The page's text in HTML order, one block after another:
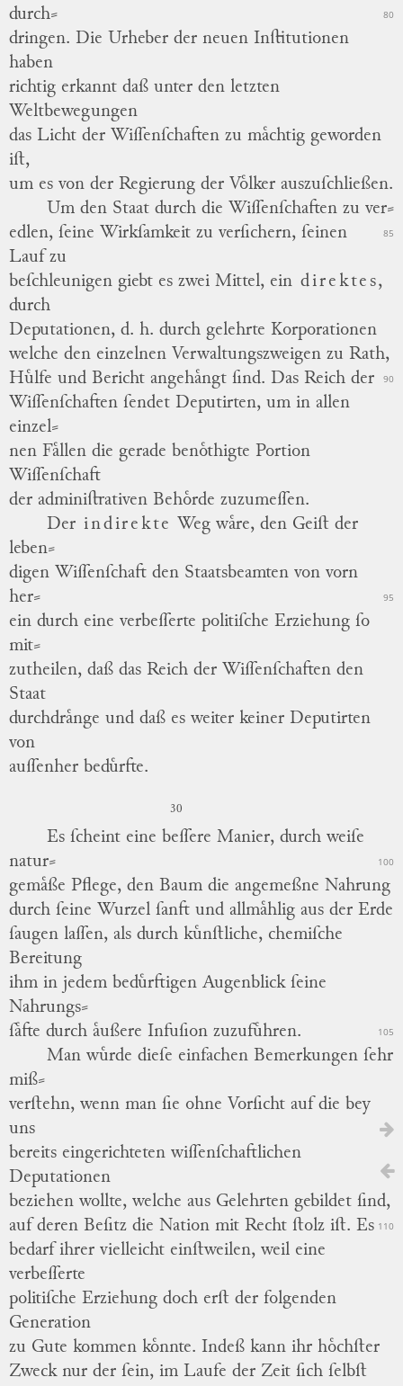
durch⸗ 80
dringen. Die Urheber der neuen Inſtitutionen
haben
richtig erkannt daß unter den letzten
Weltbewegungen
das Licht der Wiſſenſchaften zu maͤchtig geworden
iſt,
um es von der Regierung der Voͤlker auszuſchließen.
Um den Staat durch die Wiſſenſchaften zu ver⸗
85
edlen, ſeine Wirkſamkeit zu verſichern, ſeinen
Lauf zu
beſchleunigen giebt es zwei Mittel, ein direktes,
durch
Deputationen, d. h. durch gelehrte Korporationen
welche den einzelnen Verwaltungszweigen zu Rath,
Huͤlfe und Bericht angehaͤngt ſind. Das Reich der 90
Wiſſenſchaften ſendet Deputirten, um in allen
einzel⸗
nen Faͤllen die gerade benoͤthigte Portion
Wiſſenſchaft
der adminiſtrativen Behoͤrde zuzumeſſen.
Der indirekte Weg waͤre, den Geiſt der
leben⸗
digen Wiſſenſchaft den Staatsbeamten von vorn
her⸗ 95
ein durch eine verbeſſerte politiſche Erziehung ſo
mit⸗
zutheilen, daß das Reich der Wiſſenſchaften den
Staat
durchdraͤnge und daß es weiter keiner Deputirten
von
auſſenher beduͤrfte.
30
Es ſcheint eine beſſere Manier, durch weiſe
natur⸗ 100
gemaͤße Pflege, den Baum die angemeßne Nahrung
durch ſeine Wurzel ſanft und allmaͤhlig aus der Erde
ſaugen laſſen, als durch kuͤnſtliche, chemiſche
Bereitung
ihm in jedem beduͤrftigen Augenblick ſeine
Nahrungs⸗
ſaͤfte durch aͤußere Infuſion zuzufuͤhren. 105
Man wuͤrde dieſe einfachen Bemerkungen ſehr
miß⸗
verſtehn, wenn man ſie ohne Vorſicht auf die bey
uns
bereits eingerichteten wiſſenſchaftlichen
Deputationen
beziehen wollte, welche aus Gelehrten gebildet ſind,
auf deren Beſitz die Nation mit Recht ſtolz iſt. Es 110
bedarf ihrer vielleicht einſtweilen, weil eine
verbeſſerte
politiſche Erziehung doch erſt der folgenden
Generation
zu Gute kommen koͤnnte. Indeß kann ihr hoͤchſter
Zweck nur der ſein, im Laufe der Zeit ſich ſelbſt